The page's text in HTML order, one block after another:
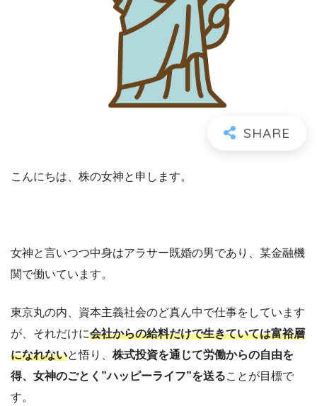
こんにちは、株の女神と申します。
女神と言いつつ中身はアラサー既婚の男であり、某金融機
関で働いています。
東京丸の内、資本主義社会のど真ん中で仕事をしています
が、それだけに会社からの給料だけで生きていては富裕層
になれないと悟り、 株式投資を通じて労働からの自由を
得、女神のごとく”ハッピーライフ”を送ることが目標で
す。